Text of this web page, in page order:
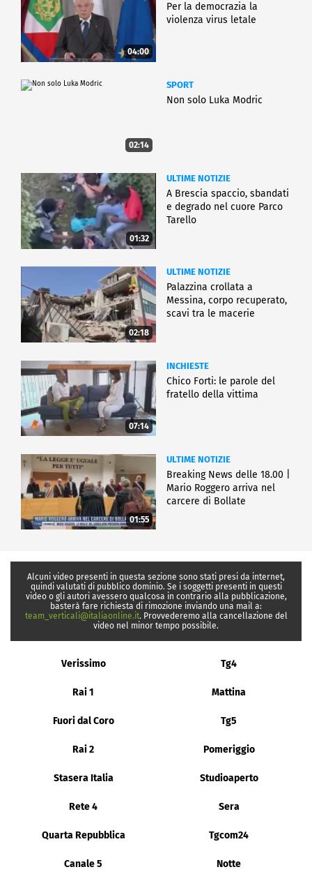
04:00
Per la democrazia la
violenza virus letale
02:14
SPORT
Non solo Luka Modric
01:32
ULTIME NOTIZIE
A Brescia spaccio, sbandati
e degrado nel cuore Parco
Tarello
02:18
ULTIME NOTIZIE
Palazzina crollata a
Messina, corpo recuperato,
scavi tra le macerie
07:14
INCHIESTE
Chico Forti: le parole del
fratello della vittima
01:55
ULTIME NOTIZIE
Breaking News delle 18.00 |
Mario Roggero arriva nel
carcere di Bollate
Alcuni video presenti in questa sezione sono stati presi da internet,
quindi valutati di pubblico dominio. Se i soggetti presenti in questi
video o gli autori avessero qualcosa in contrario alla pubblicazione,
basterà fare richiesta di rimozione inviando una mail a:
team_verticali@italiaonline.it. Provvederemo alla cancellazione del
video nel minor tempo possibile.
Verissimo Tg4
Rai 1 Mattina
Fuori dal Coro Tg5
Rai 2 Pomeriggio
Stasera Italia Studioaperto
Rete 4 Sera
Quarta Repubblica Tgcom24
Canale 5 Notte